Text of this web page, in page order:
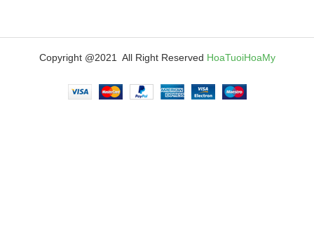
Copyright @2021 All Right Reserved HoaTuoiHoaMy